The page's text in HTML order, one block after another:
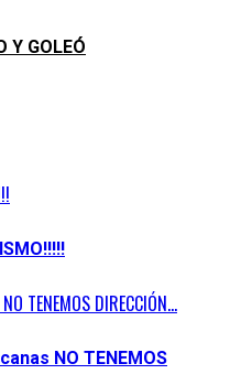
Y GOLEÓ
TENEMOS DIRECCIÓN…
NO TENEMOS